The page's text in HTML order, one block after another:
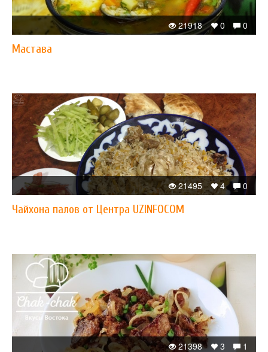
0
0
21918
Мастава
0
4
21495
Чайхона палов от Центра UZINFOCOM
1
3
21398